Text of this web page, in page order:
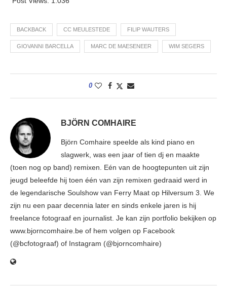
BACKBACK CC MEULESTEDE FILIP WAUTERS
GIOVANNI BARCELLA MARC DE MAESENEER WIM SEGERS
0
BJÖRN COMHAIRE
Björn Comhaire speelde als kind piano en
slagwerk, was een jaar of tien dj en maakte
(toen nog op band) remixen. Eén van de hoogtepunten uit zijn
jeugd beleefde hij toen één van zijn remixen gedraaid werd in
de legendarische Soulshow van Ferry Maat op Hilversum 3. We
zijn nu een paar decennia later en sinds enkele jaren is hij
freelance fotograaf en journalist. Je kan zijn portfolio bekijken op
www.bjorncomhaire.be of hem volgen op Facebook
(@bcfotograaf) of Instagram (@bjorncomhaire)